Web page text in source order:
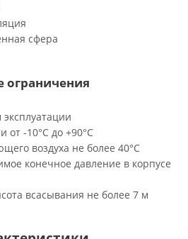
сфера
ограничения
от -10°C до +90°C
воздуха не более 40°C
конечное давление в корпусе
всасывания не более 7 м